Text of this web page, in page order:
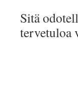
Sitä
tervetuloa